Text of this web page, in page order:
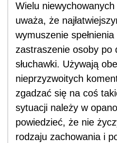
Wielu
uważa, że
wymuszenie
zastraszenie osoby po
słuchawki. Używają
nieprzyzwoitych
zgadzać się na coś
sytuacji należy w
powiedzieć, że nie
rodzaju zachowania i